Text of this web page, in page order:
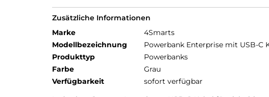
Zusätzliche Informationen
Marke
4Smarts
Modellbezeichnung
Powerbank Enterprise mit USB-C
Produkttyp
Powerbanks
Farbe
Grau
Verfügbarkeit
sofort verfügbar